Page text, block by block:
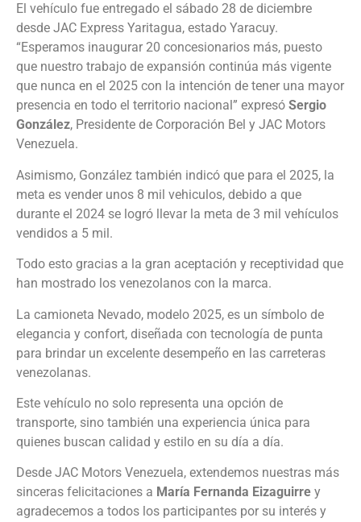
El vehículo fue entregado el sábado 28 de diciembre
desde JAC Express Yaritagua, estado Yaracuy.
“Esperamos inaugurar 20 concesionarios más, puesto
que nuestro trabajo de expansión continúa más vigente
que nunca en el 2025 con la intención de tener una mayor
presencia en todo el territorio nacional” expresó Sergio
González, Presidente de Corporación Bel y JAC Motors
Venezuela.
Asimismo, González también indicó que para el 2025, la
meta es vender unos 8 mil vehiculos, debido a que
durante el 2024 se logró llevar la meta de 3 mil vehículos
vendidos a 5 mil.
Todo esto gracias a la gran aceptación y receptividad que
han mostrado los venezolanos con la marca.
La camioneta Nevado, modelo 2025, es un símbolo de
elegancia y confort, diseñada con tecnología de punta
para brindar un excelente desempeño en las carreteras
venezolanas.
Este vehículo no solo representa una opción de
transporte, sino también una experiencia única para
quienes buscan calidad y estilo en su día a día.
Desde JAC Motors Venezuela, extendemos nuestras más
sinceras felicitaciones a María Fernanda Eizaguirre y
agradecemos a todos los participantes por su interés y